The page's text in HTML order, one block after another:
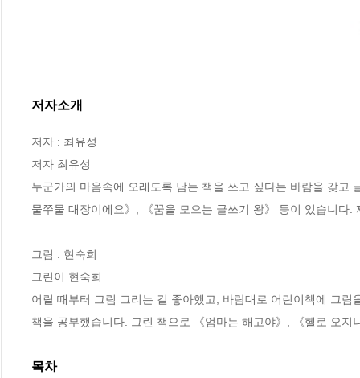
저자소개
저자 : 최유성
저자 최유성
누군가의 마음속에 오래도록 남는 책을 쓰고 싶다는 바람을 갖고
물쭈물 대장이에요》, 《꿈을 모으는 글쓰기 왕》 등이 있습니다
그림 : 현숙희
그린이 현숙희
어릴 때부터 그림 그리는 걸 좋아했고, 바람대로 어린이책에 그
책을 공부했습니다. 그린 책으로 《엄마는 해고야》, 《헬로 오
목차